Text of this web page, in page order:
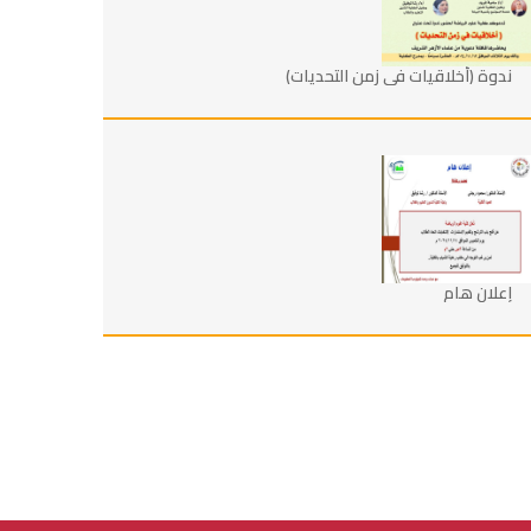
ندوة (أخلاقيات في زمن التحديات)
إعلان هام